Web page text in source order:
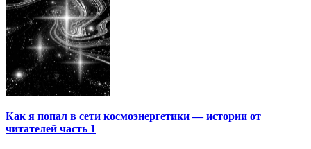
Как я попал в сети космоэнергетики — истории от
читателей часть 1